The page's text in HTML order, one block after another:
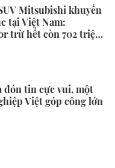
Mitsubishi khuyến
tại Việt Nam:
trừ hết còn 702 triệu,
giá lăn bánh tới 72
đón tin cực vui, một
Việt góp công lớn